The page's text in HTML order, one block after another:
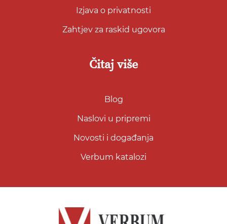
Izjava o privatnosti
Zahtjev za raskid ugovora
Čitaj više
Blog
Naslovi u pripremi
Novosti i događanja
Verbum katalozi